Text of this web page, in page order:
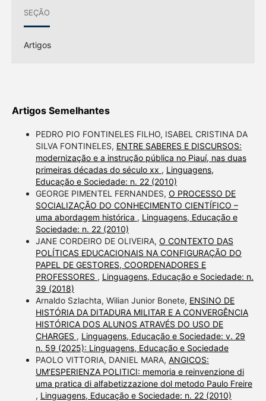
SEÇÃO
Artigos
Artigos Semelhantes
PEDRO PIO FONTINELES FILHO, ISABEL CRISTINA DA
SILVA FONTINELES, ENTRE SABERES E DISCURSOS:
modernização e a instrução pública no Piauí, nas duas
primeiras décadas do século xx , Linguagens,
Educação e Sociedade: n. 22 (2010)
GEORGE PIMENTEL FERNANDES, O PROCESSO DE
SOCIALIZAÇÃO DO CONHECIMENTO CIENTÍFICO –
uma abordagem histórica , Linguagens, Educação e
Sociedade: n. 22 (2010)
JANE CORDEIRO DE OLIVEIRA, O CONTEXTO DAS
POLÍTICAS EDUCACIONAIS NA CONFIGURAÇÃO DO
PAPEL DE GESTORES, COORDENADORES E
PROFESSORES , Linguagens, Educação e Sociedade: n.
39 (2018)
Arnaldo Szlachta, Wilian Junior Bonete, ENSINO DE
HISTÓRIA DA DITADURA MILITAR E A CONVERGÊNCIA
HISTÓRICA DOS ALUNOS ATRAVÉS DO USO DE
CHARGES , Linguagens, Educação e Sociedade: v. 29
n. 59 (2025): Linguagens, Educação e Sociedade
PAOLO VITTORIA, DANIEL MARA, ANGICOS:
UM’ESPERIENZA POLITICI: memoria e reinvenzione di
uma pratica di alfabetizzazione dol metodo Paulo Freire
, Linguagens, Educação e Sociedade: n. 22 (2010)